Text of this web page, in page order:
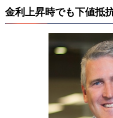
金利上昇時でも下値抵